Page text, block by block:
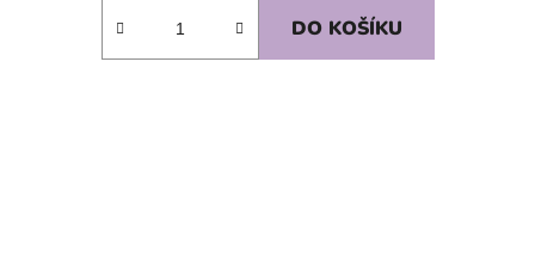
DO KOŠÍKU